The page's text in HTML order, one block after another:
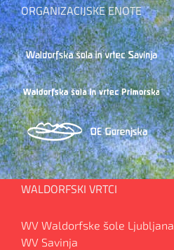
ORGANIZACIJSKE ENOTE
WALDORFSKI VRTCI
WV Waldorfske šole Ljubljana
WV Savinja